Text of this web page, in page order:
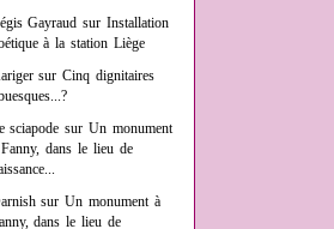
Gayraud surInstallation
à la station Liège
surCinq dignitaires
sciapode surUn monument
dans le lieu de
surUn monument à
dans le lieu de